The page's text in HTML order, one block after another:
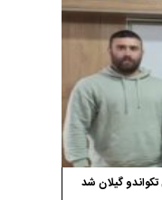
گیلان شد